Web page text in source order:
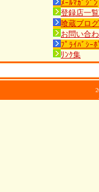
ﾒｰﾙﾏｶﾞｼﾞﾝ
登録店一覧
喰蔵ブログ
お問い合
ﾌﾟﾗｲﾊﾞｼｰ
ﾘﾝｸ集